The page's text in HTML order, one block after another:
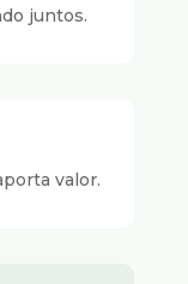
juntos.
valor.